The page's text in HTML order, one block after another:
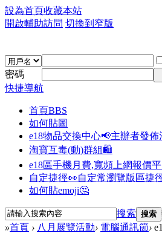
設為首頁收藏本站
開啟輔助訪問 切換到窄版
密碼
快捷導航
首頁BBS
如何貼圖
e18物品交換中心📢主辦者發佈
淘寶互毒(動)群組🛍️
e18區手機月費,寬頻上網報價
自定捷徑👀自定常瀏覽版區捷
如何貼emoji🤔
搜索 搜索
»首頁 › 八月展覽活動› 電腦通訊節›